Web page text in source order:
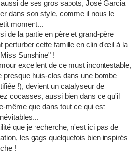
de ses gros sabots, José Garcia
dans son style, comme il nous le
moment...
de la partie en père et grand-père
perturber cette famille en clin d'œil à la
Sunshine" !
excellent de ce must incontestable,
presque huis-clos dans une bombe
!), devient un catalyseur de
cocasses, aussi bien dans ce qu'il
même que dans tout ce qui est
que je recherche, n'est ici pas de
les gags quelquefois bien inspirés
!